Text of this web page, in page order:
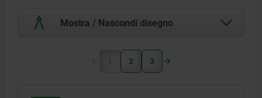
Mostra / Nascondi disegno
1 2 3